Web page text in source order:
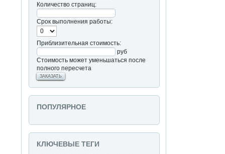
Количество страниц:
Срок выполнения работы:
Приблизительная стоимость:
руб
Стоимость может уменьшаться после
полного пересчета
ЗАКАЗАТЬ
ПОПУЛЯРНОЕ
КЛЮЧЕВЫЕ ТЕГИ